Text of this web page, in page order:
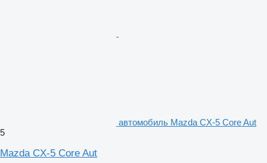
автомобиль Mazda CX-5 Core Aut
5
Mazda CX-5 Core Aut